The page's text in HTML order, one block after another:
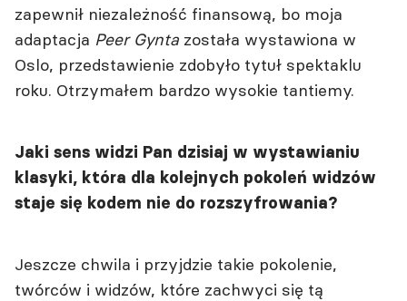
zapewnił niezależność finansową, bo moja
adaptacja Peer Gynta została wystawiona w
Oslo, przedstawienie zdobyło tytuł spektaklu
roku. Otrzymałem bardzo wysokie tantiemy.
Jaki sens widzi Pan dzisiaj w wystawianiu
klasyki, która dla kolejnych pokoleń widzów
staje się kodem nie do rozszyfrowania?
Jeszcze chwila i przyjdzie takie pokolenie,
twórców i widzów, które zachwyci się tą